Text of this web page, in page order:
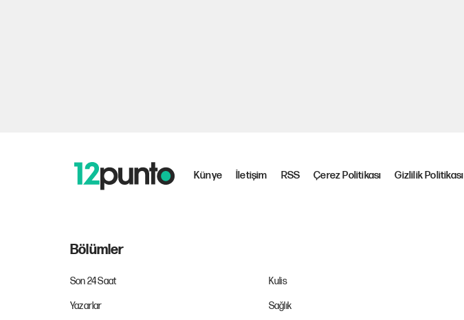
Künye İletişim RSS Çerez Politikası Gizlilik Politikası
Bölümler
Son 24 Saat Kulis
Yazarlar Sağlık